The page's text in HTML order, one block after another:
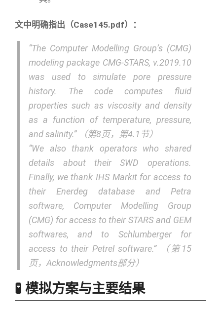
文中明确指出（Case145.pdf）：
“The Computer Modelling Group’s (CMG)
modeling package CMG-STARS, v.2019.10
was used to simulate pore pressure
history. The code computes fluid
properties such as viscosity and density
as a function of temperature, pressure,
and salinity.” （第8页，第4.1节）
“We also thank operators who shared
details about their SWD operations.
Finally, we thank IHS Markit for access to
their Enerdeg database and Petra
software, Computer Modelling Group
(CMG) for access to their STARS and GEM
softwares, and to Schlumberger for
access to their Petrel software.” （第15
页，Acknowledgments部分）
🧪 模拟方案与主要结果